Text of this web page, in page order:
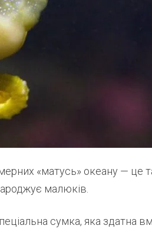
«матусь» океану — це
малюків.
сумка, яка здатна